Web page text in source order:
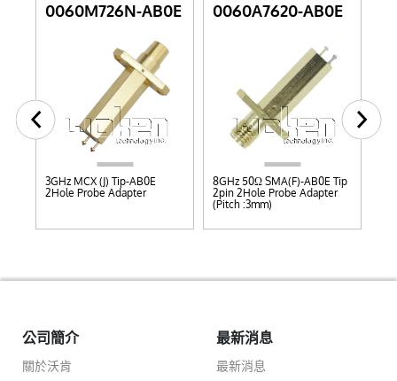
0060M726N-AB0E
3GHz MCX (J) Tip-AB0E
2Hole Probe Adapter
0060A7620-AB0E
8GHz 50Ω SMA(F)-AB0E Tip
2pin 2Hole Probe Adapter
(Pitch :3mm)
公司簡介
關於沃肯
最新消息
最新消息